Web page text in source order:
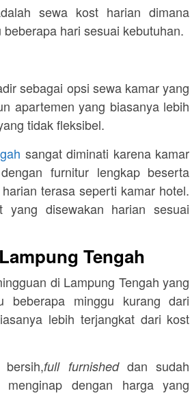
sewa kost harian dimana
hari sesuai kebutuhan.
sebagai opsi sewa kamar yang
apartemen yang biasanya lebih
tidak fleksibel.
sangat diminati karena kamar
furnitur lengkap beserta
terasa seperti kamar hotel.
disewakan harian sesuai
Tengah
di Lampung Tengah yang
beberapa minggu kurang dari
lebih terjangkat dari kost
full furnished dan sudah
menginap dengan harga yang